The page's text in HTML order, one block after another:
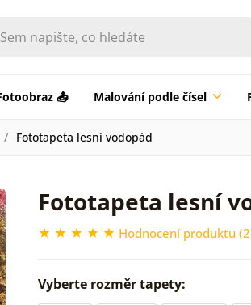
📤 Malování podle čísel
Fototapeta lesní vodopád
Fototapeta lesní
Hodnocení produktu
Vyberte rozměr tapety: